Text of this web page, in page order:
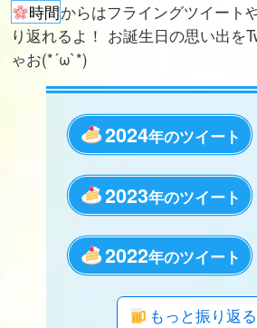
時間からはフライングツイート
り返れるよ！ お誕生日の思い出を
ゃお(*´ω`*)
2024年のツイート
2023年のツイート
2022年のツイート
年のツイート
年のツイート
年のツイート
年のツイート
年のツイート
年のツイート
年のツイート
年のツイート
年のツイート
年のツイート
年のツイート
年のツイート
年のツイート
年のツイート
年のツイート
年のツイート
もっと振り返る